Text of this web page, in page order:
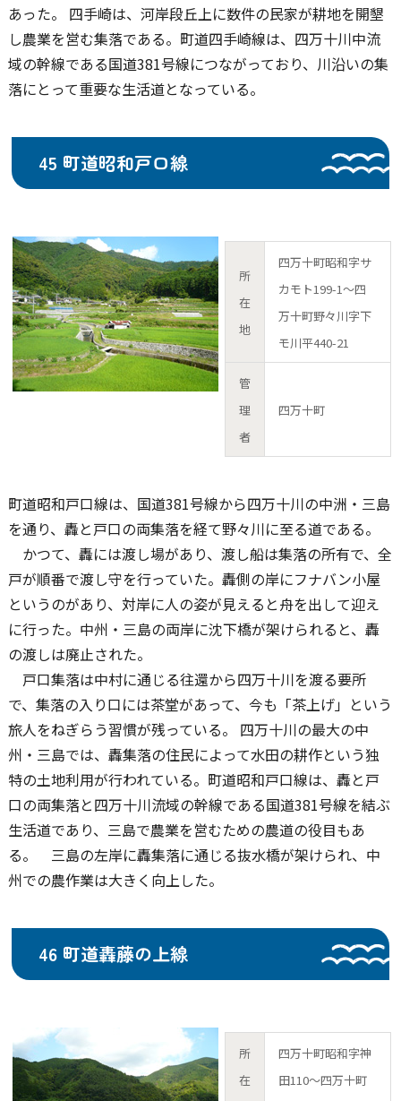
あった。 四手崎は、河岸段丘上に数件の民家が耕地を開墾
し農業を営む集落である。町道四手崎線は、四万十川中流
域の幹線である国道381号線につながっており、川沿いの集
落にとって重要な生活道となっている。
45 町道昭和戸口線
所
在
地
四万十町昭和字サ
カモト199-1～四
万十町野々川字下
モ川平440-21
管
理
者
四万十町
町道昭和戸口線は、国道381号線から四万十川の中洲・三島
を通り、轟と戸口の両集落を経て野々川に至る道である。
かつて、轟には渡し場があり、渡し船は集落の所有で、全
戸が順番で渡し守を行っていた。轟側の岸にフナバン小屋
というのがあり、対岸に人の姿が見えると舟を出して迎え
に行った。中州・三島の両岸に沈下橋が架けられると、轟
の渡しは廃止された。
戸口集落は中村に通じる往還から四万十川を渡る要所
で、集落の入り口には茶堂があって、今も「茶上げ」という
旅人をねぎらう習慣が残っている。 四万十川の最大の中
州・三島では、轟集落の住民によって水田の耕作という独
特の土地利用が行われている。町道昭和戸口線は、轟と戸
口の両集落と四万十川流域の幹線である国道381号線を結ぶ
生活道であり、三島で農業を営むための農道の役目もあ
る。 三島の左岸に轟集落に通じる抜水橋が架けられ、中
州での農作業は大きく向上した。
46 町道轟藤の上線
所
在
四万十町昭和字神
田110～四万十町